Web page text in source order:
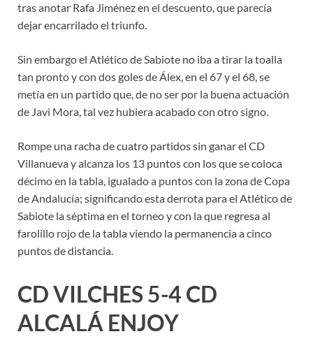
tras anotar Rafa Jiménez en el descuento, que parecía
dejar encarrilado el triunfo.
Sin embargo el Atlético de Sabiote no iba a tirar la toalla
tan pronto y con dos goles de Álex, en el 67 y el 68, se
metía en un partido que, de no ser por la buena actuación
de Javi Mora, tal vez hubiera acabado con otro signo.
Rompe una racha de cuatro partidos sin ganar el CD
Villanueva y alcanza los 13 puntos con los que se coloca
décimo en la tabla, igualado a puntos con la zona de Copa
de Andalucía; significando esta derrota para el Atlético de
Sabiote la séptima en el torneo y con la que regresa al
farolillo rojo de la tabla viendo la permanencia a cinco
puntos de distancia.
CD VILCHES 5-4 CD
ALCALÁ ENJOY